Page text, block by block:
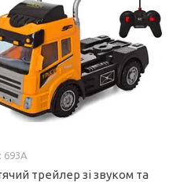
693A
трейлер зі звуком та